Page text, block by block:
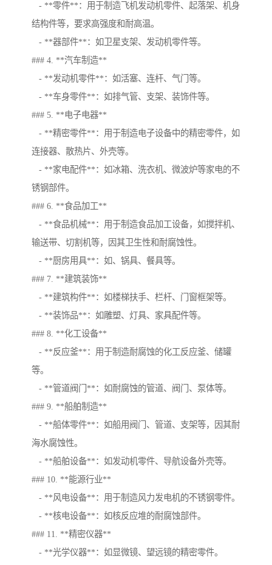
- **零件**：用于制造飞机发动机零件、起落架、机身
结构件等，要求高强度和耐高温。
- **器部件**：如卫星支架、发动机零件等。
### 4. **汽车制造**
- **发动机零件**：如活塞、连杆、气门等。
- **车身零件**：如排气管、支架、装饰件等。
### 5. **电子电器**
- **精密零件**：用于制造电子设备中的精密零件，如
连接器、散热片、外壳等。
- **家电配件**：如冰箱、洗衣机、微波炉等家电的不
锈钢部件。
### 6. **食品加工**
- **食品机械**：用于制造食品加工设备，如搅拌机、
输送带、切割机等，因其卫生性和耐腐蚀性。
- **厨房用具**：如、锅具、餐具等。
### 7. **建筑装饰**
- **建筑构件**：如楼梯扶手、栏杆、门窗框架等。
- **装饰品**：如雕塑、灯具、家具配件等。
### 8. **化工设备**
- **反应釜**：用于制造耐腐蚀的化工反应釜、储罐
等。
- **管道阀门**：如耐腐蚀的管道、阀门、泵体等。
### 9. **船舶制造**
- **船体零件**：如船用阀门、管道、支架等，因其耐
海水腐蚀性。
- **船舶设备**：如发动机零件、导航设备外壳等。
### 10. **能源行业**
- **风电设备**：用于制造风力发电机的不锈钢零件。
- **核电设备**：如核反应堆的耐腐蚀部件。
### 11. **精密仪器**
- **光学仪器**：如显微镜、望远镜的精密零件。